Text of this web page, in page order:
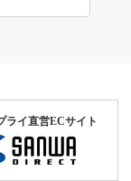
ライ直営ECサイト